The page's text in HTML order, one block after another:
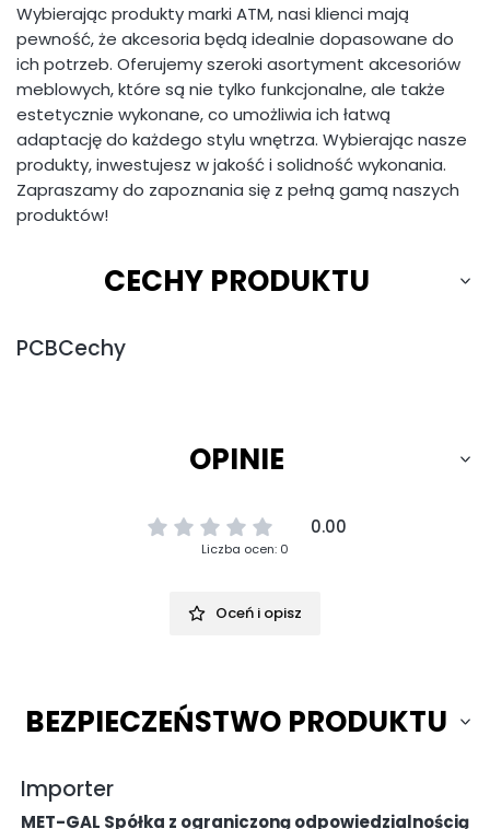
Wybierając produkty marki ATM, nasi klienci mają
pewność, że akcesoria będą idealnie dopasowane do
ich potrzeb. Oferujemy szeroki asortyment akcesoriów
meblowych, które są nie tylko funkcjonalne, ale także
estetycznie wykonane, co umożliwia ich łatwą
adaptację do każdego stylu wnętrza. Wybierając nasze
produkty, inwestujesz w jakość i solidność wykonania.
Zapraszamy do zapoznania się z pełną gamą naszych
produktów!
CECHY PRODUKTU
PCBCechy
OPINIE
0.00
Liczba ocen: 0
Oceń i opisz
BEZPIECZEŃSTWO PRODUKTU
Importer
MET-GAL Spółka z ograniczoną odpowiedzialnością